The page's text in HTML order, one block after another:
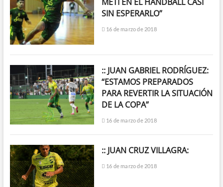
SIN ESPERARLO”
16 de marzo de 2018
:: JUAN GABRIEL RODRÍGUEZ:
“ESTAMOS PREPARADOS
PARA REVERTIR LA SITUACIÓN
DE LA COPA”
16 de marzo de 2018
:: JUAN CRUZ VILLAGRA:
16 de marzo de 2018